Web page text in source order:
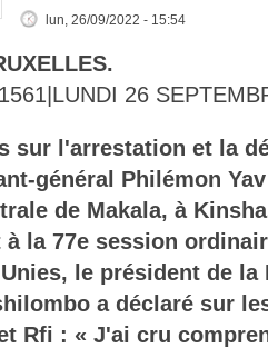
lun, 26/09/2022 - 15:54
26
sur l'arrestation et la
général Philémon
de Makala, à
la 77e session
le président de la
a déclaré sur
Rfi : « J'ai cru